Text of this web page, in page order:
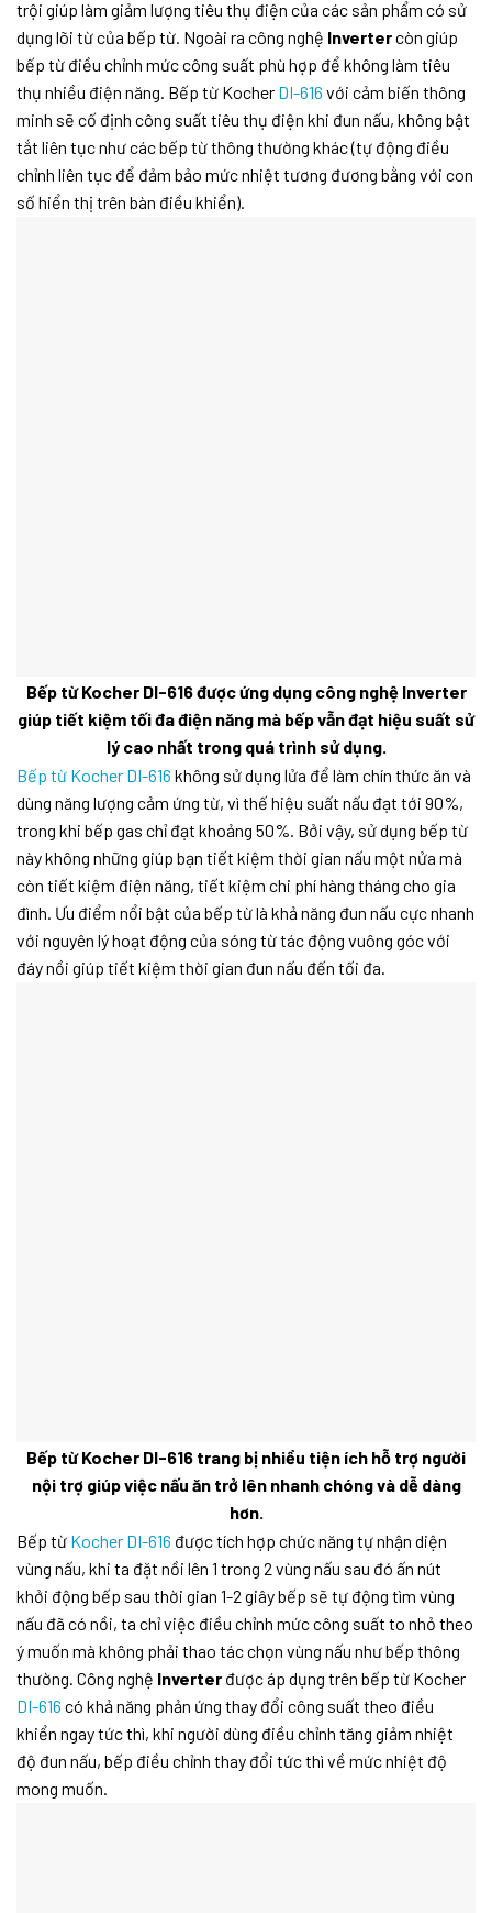
trội giúp làm giảm lượng tiêu thụ điện của các sản phẩm có sử
dụng lõi từ của bếp từ. Ngoài ra công nghệ Invertercòn giúp
bếp từ điều chỉnh mức công suất phù hợp để không làm tiêu
thụ nhiều điện năng. Bếp từ Kocher DI-616 với cảm biến thông
minh sẽ cố định công suất tiêu thụ điện khi đun nấu, không bật
tắt liên tục như các bếp từ thông thường khác (tự động điều
chỉnh liên tục để đảm bảo mức nhiệt tương đương bằng với con
số hiển thị trên bàn điều khiển).
Bếp từ Kocher DI-616được ứng dụng công nghệ Inverter
giúp tiết kiệm tối đa điện năng mà bếp vẫn đạt hiệu suất sử
lý cao nhất trong quá trình sử dụng.
Bếp từ Kocher DI-616 không sử dụng lửa để làm chín thức ăn và
dùng năng lượng cảm ứng từ, vì thế hiệu suất nấu đạt tới 90%,
trong khi bếp gas chỉ đạt khoảng 50%. Bởi vậy, sử dụng bếp từ
này không những giúp bạn tiết kiệm thời gian nấu một nửa mà
còn tiết kiệm điện năng, tiết kiệm chi phí hàng tháng cho gia
đình. Ưu điểm nổi bật của bếp từ là khả năng đun nấu cực nhanh
với nguyên lý hoạt động của sóng từ tác động vuông góc với
đáy nồi giúp tiết kiệm thời gian đun nấu đến tối đa.
Bếp từ Kocher DI-616 trang bị nhiều tiện ích hỗ trợ người
nội trợ giúp việc nấu ăn trở lên nhanh chóng và dễ dàng
hơn.
Bếp từ Kocher DI-616 được tích hợp chức năng tự nhận diện
vùng nấu, khi ta đặt nồi lên 1 trong 2 vùng nấu sau đó ấn nút
khởi động bếp sau thời gian 1-2 giây bếp sẽ tự động tìm vùng
nấu đã có nồi, ta chỉ việc điều chỉnh mức công suất to nhỏ theo
ý muốn mà không phải thao tác chọn vùng nấu như bếp thông
thường. Công nghệ Inverter được áp dụng trên bếp từ Kocher
DI-616 có khả năng phản ứng thay đổi công suất theo điều
khiển ngay tức thì, khi người dùng điều chỉnh tăng giảm nhiệt
độ đun nấu, bếp điều chỉnh thay đổi tức thì về mức nhiệt độ
mong muốn.